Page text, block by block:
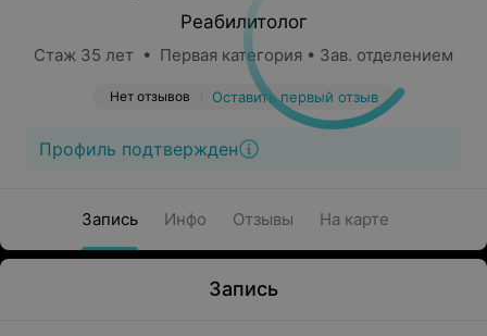
Реабилитолог
Стаж 35 лет • Первая категория • Зав. отделением
Нет отзывов Оставить первый отзыв
Профиль подтвержден
Запись Инфо Отзывы На карте
Запись